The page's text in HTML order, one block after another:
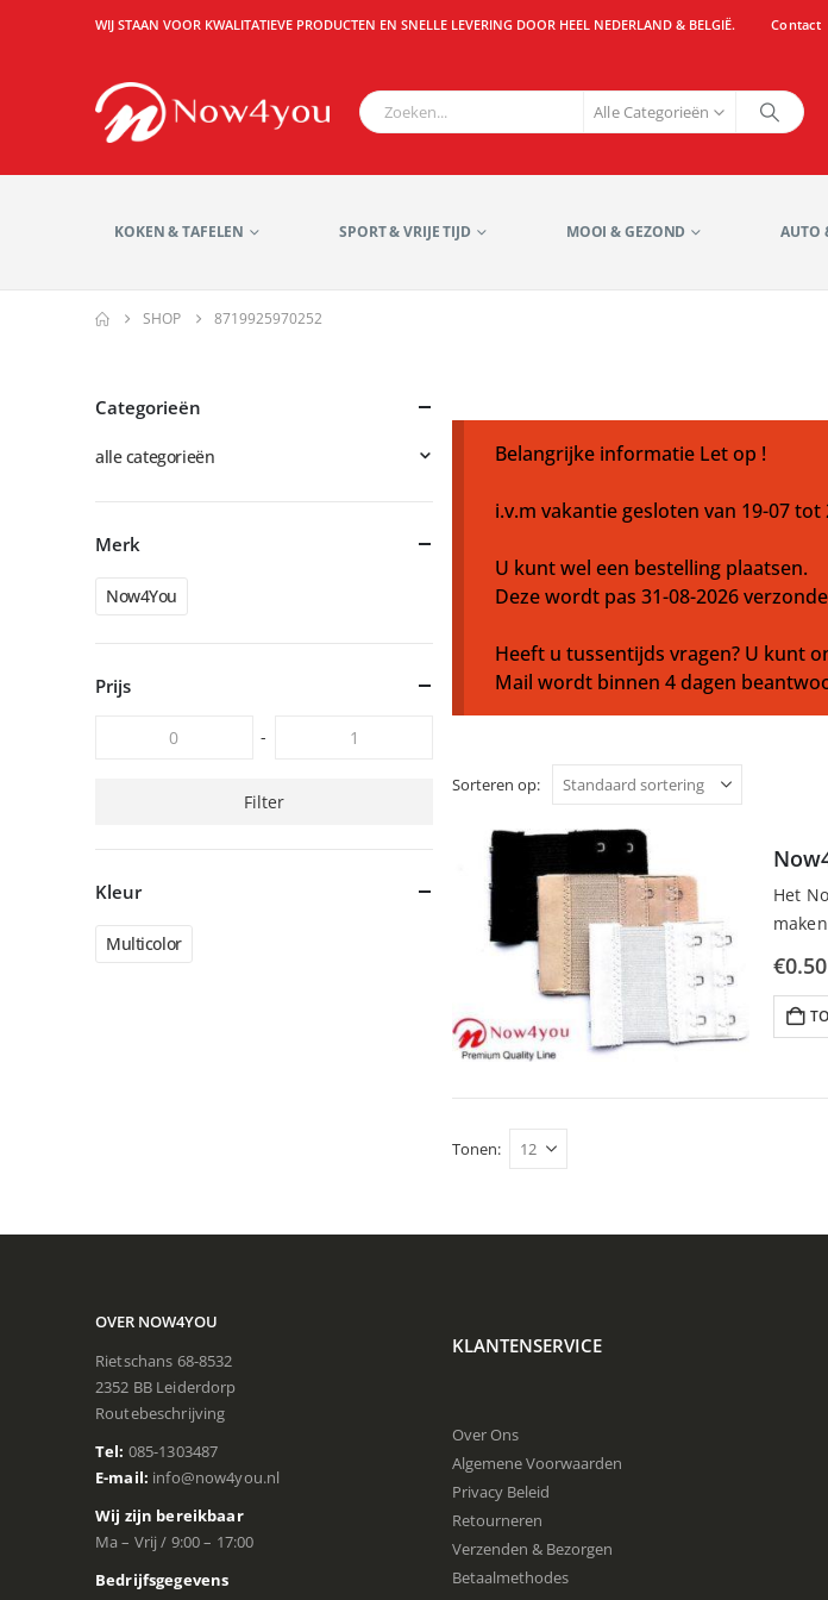
WIJ STAAN VOOR KWALITATIEVE PRODUCTEN EN SNELLE LEVERING DOOR HEEL NEDERLAND & BELGIË. Contact
Alle Categorieën
KOKEN & TAFELEN SPORT & VRIJE TIJD MOOI & GEZOND AUTO
SHOP 8719925970252
Belangrijke informatie Let op !
i.v.m vakantie gesloten van 19-07 tot
U kunt wel een bestelling plaatsen.
Deze wordt pas 31-08-2026
Heeft u tussentijds vragen? U kunt
Mail wordt binnen 4 dagen
Sorteren op:
Het
€0.50
Tonen:
Categorieën
alle categorieën
Merk
Now4You
Prijs
-
Filter
Kleur
Multicolor
OVER NOW4YOU
Rietschans 68-8532
2352 BB Leiderdorp
Routebeschrijving
Tel: 085-1303487
E-mail: info@now4you.nl
Wij zijn bereikbaar
Ma – Vrij / 9:00 – 17:00
Bedrijfsgegevens
KLANTENSERVICE
Over Ons
Algemene Voorwaarden
Privacy Beleid
Retourneren
Verzenden & Bezorgen
Betaalmethodes